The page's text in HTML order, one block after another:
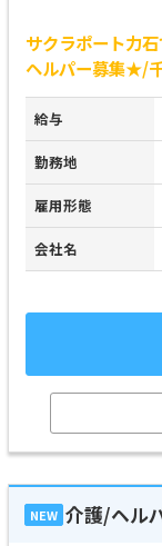
サクラポート力
ヘルパー募集★/
給与
勤務地
雇用形態
会社名
NEW 介護/ヘル